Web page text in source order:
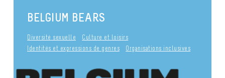
BELGIUM BEARS
Diversité sexuelle
Culture et loisirs
Identités et expressions de genres
Organisations inclusives